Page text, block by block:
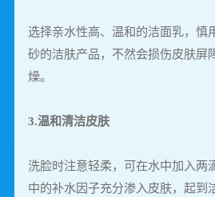
选择亲水性高、温和的洁面乳，慎
砂的洁肤产品，不然会损伤皮肤屏
燥。
3.温和清洁皮肤
洗脸时注意轻柔，可在水中加入两
中的补水因子充分渗入皮肤，起到